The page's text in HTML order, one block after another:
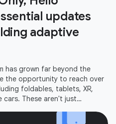
updates
adaptive
has grown far beyond the
the opportunity to reach over
foldables, tablets, XR,
cars. These aren't just